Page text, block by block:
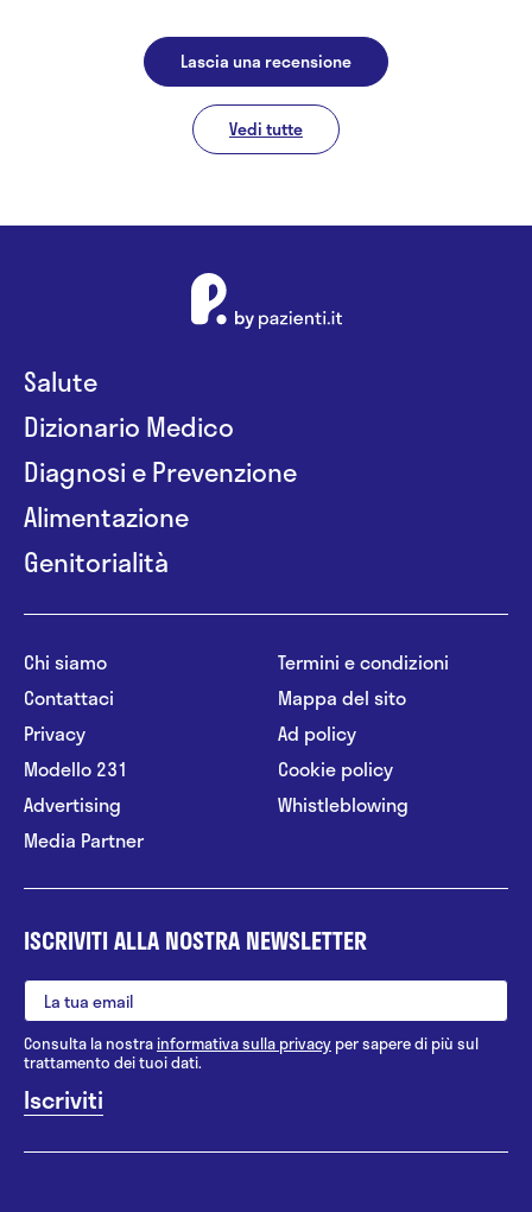
Lascia una recensione
Vedi tutte
Salute
Dizionario Medico
Diagnosi e Prevenzione
Alimentazione
Genitorialità
Chi siamo
Contattaci
Privacy
Modello 231
Advertising
Media Partner
Termini e condizioni
Mappa del sito
Ad policy
Cookie policy
Whistleblowing
ISCRIVITI ALLA NOSTRA NEWSLETTER
Consulta la nostrainformativa sulla privacy per sapere di più sul
trattamento dei tuoi dati.